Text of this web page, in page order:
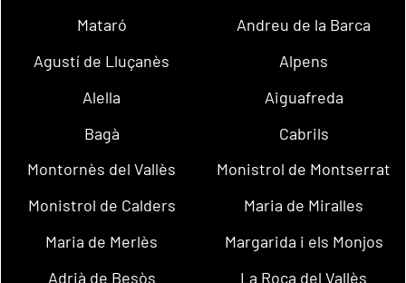
Mataró
Andreu de la Barca
Agustí de Lluçanès
Alpens
Alella
Aiguafreda
Bagà
Cabrils
Montornès del Vallès
Monistrol de Montserrat
Monistrol de Calders
Maria de Miralles
Maria de Merlès
Margarida i els Monjos
Adrià de Besòs
La Roca del Vallès